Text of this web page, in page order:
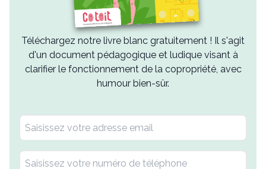
Téléchargez notre livre blanc gratuitement ! Il s'agit
d'un document pédagogique et ludique visant à
clarifier le fonctionnement de la copropriété, avec
humour bien-sûr.